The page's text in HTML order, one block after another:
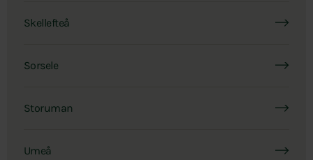
Skellefteå
Sorsele
Storuman
Umeå